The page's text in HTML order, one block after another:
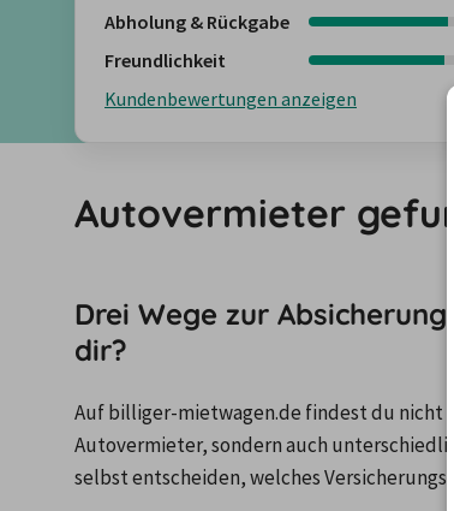
Abholung & Rückgabe
Freundlichkeit
Kundenbewertungen anzeigen
Autovermieter
Drei Wege zur
dir?
Auf billiger-mietwagen.de findest du nicht
Autovermieter, sondern auch